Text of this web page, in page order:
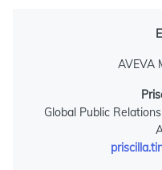
AVEVA
Global Public